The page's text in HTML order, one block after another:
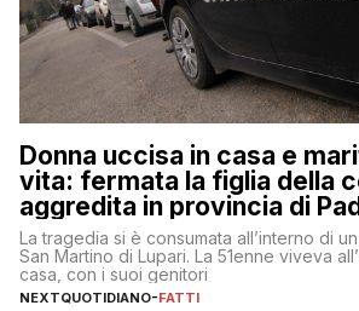
Donna uccisa in casa e
vita: fermata la figlia della
aggredita in provincia di
La tragedia si è consumata all’interno di
San Martino di Lupari. La 51enne viveva
casa, con i suoi genitori
NEXTQUOTIDIANO-FATTI